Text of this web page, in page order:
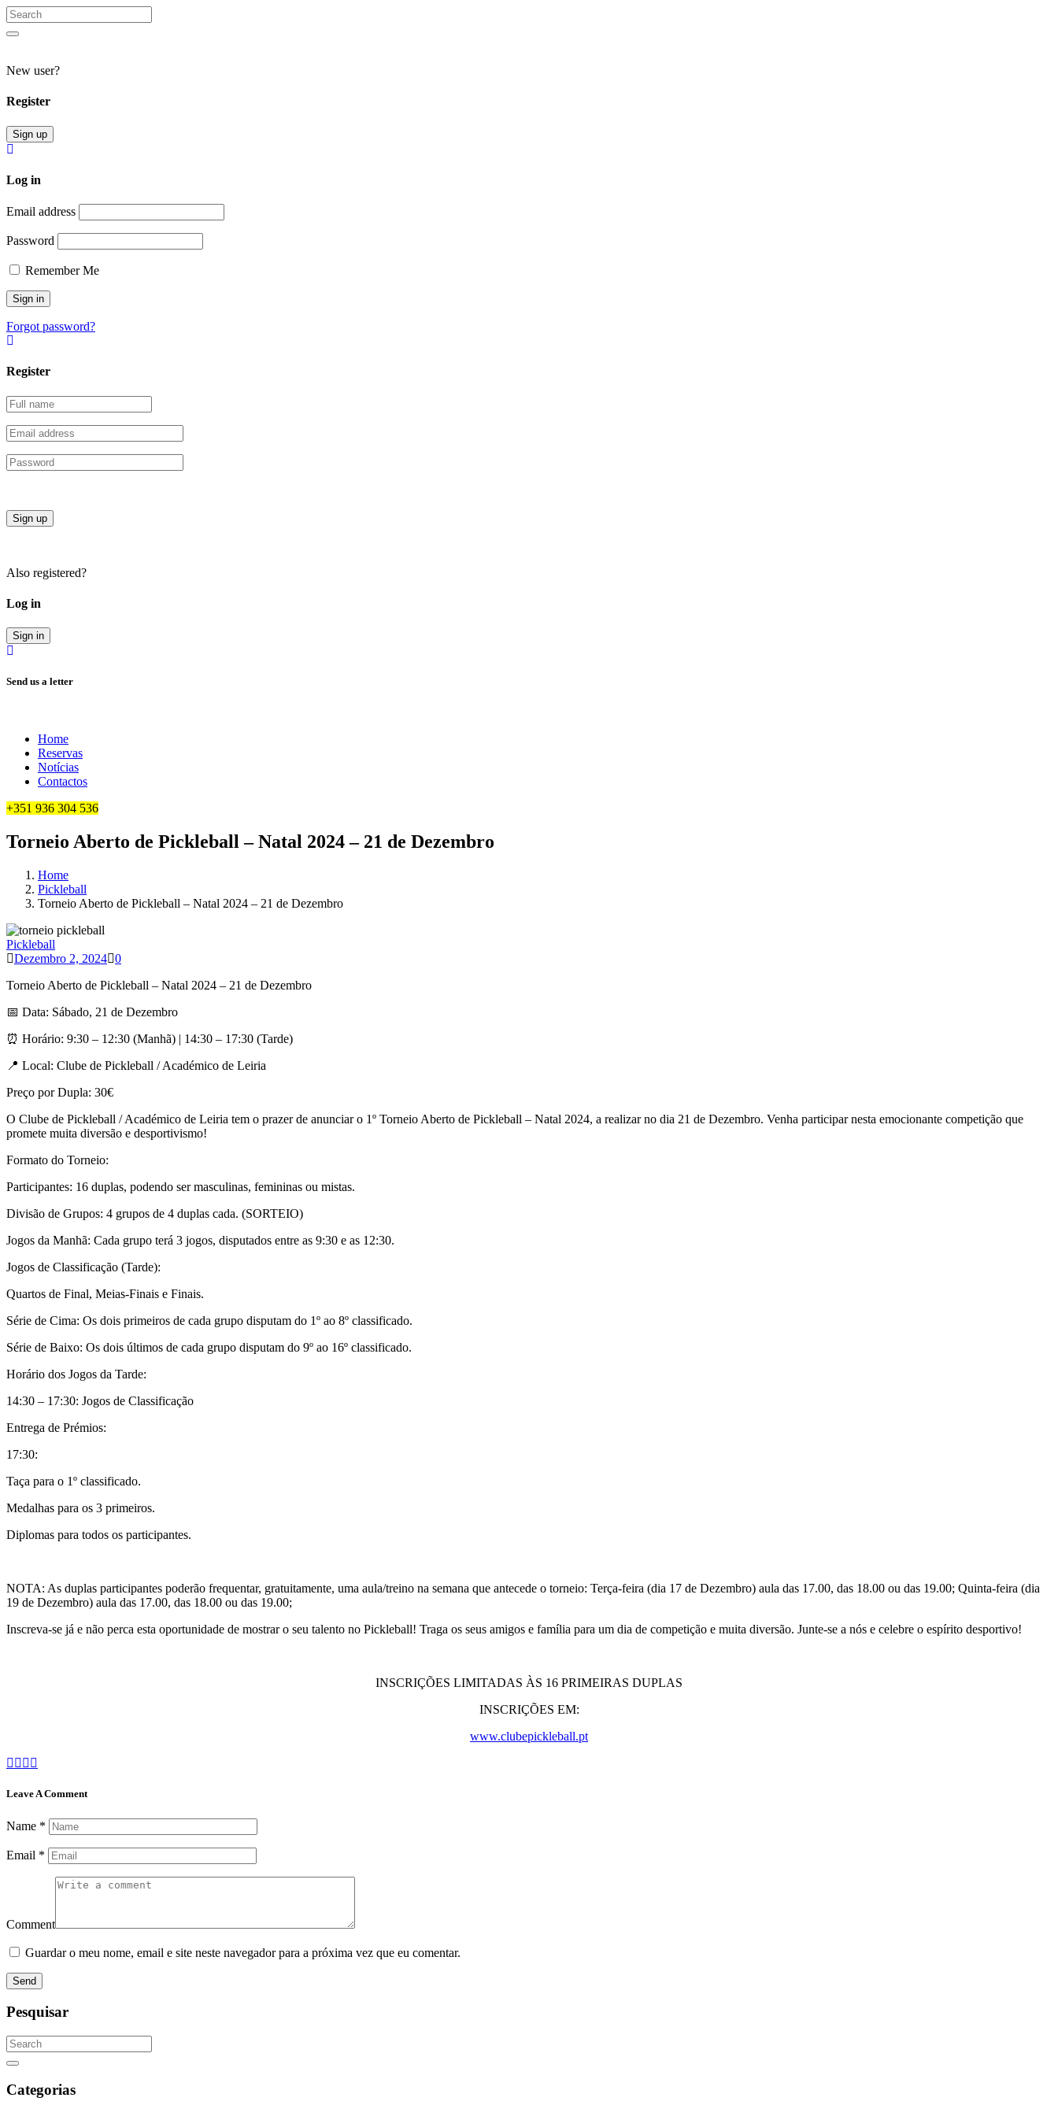
Search
for:
Search
New user?
Register
Sign up
Log in
Email address
Password
Remember Me
Forgot password?
Register
Sign up
Also registered?
Log in
Sign in
Send us a letter
Home
Reservas
Notícias
Contactos
+351 936 304 536
Torneio Aberto de Pickleball – Natal 2024 – 21 de Dezembro
Home
Pickleball
Torneio Aberto de Pickleball – Natal 2024 – 21 de Dezembro
Pickleball
Dezembro 2, 2024 0
0
Torneio Aberto de Pickleball – Natal 2024 – 21 de Dezembro
📅 Data: Sábado, 21 de Dezembro
⏰ Horário: 9:30 – 12:30 (Manhã) | 14:30 – 17:30 (Tarde)
📍 Local: Clube de Pickleball / Académico de Leiria
Preço por Dupla: 30€
O Clube de Pickleball / Académico de Leiria tem o prazer de anunciar o 1º Torneio Aberto de Pickleball – Natal 2024, a realizar no dia 21 de Dezembro. Venha participar nesta emocionante competição que
promete muita diversão e desportivismo!
Formato do Torneio:
Participantes: 16 duplas, podendo ser masculinas, femininas ou mistas.
Divisão de Grupos: 4 grupos de 4 duplas cada. (SORTEIO)
Jogos da Manhã: Cada grupo terá 3 jogos, disputados entre as 9:30 e as 12:30.
Jogos de Classificação (Tarde):
Quartos de Final, Meias-Finais e Finais.
Série de Cima: Os dois primeiros de cada grupo disputam do 1º ao 8º classificado.
Série de Baixo: Os dois últimos de cada grupo disputam do 9º ao 16º classificado.
Horário dos Jogos da Tarde:
14:30 – 17:30: Jogos de Classificação
Entrega de Prémios:
17:30:
Taça para o 1º classificado.
Medalhas para os 3 primeiros.
Diplomas para todos os participantes.
NOTA: As duplas participantes poderão frequentar, gratuitamente, uma aula/treino na semana que antecede o torneio: Terça-feira (dia 17 de Dezembro) aula das 17.00, das 18.00 ou das 19.00; Quinta-feira (dia
19 de Dezembro) aula das 17.00, das 18.00 ou das 19.00;
Inscreva-se já e não perca esta oportunidade de mostrar o seu talento no Pickleball! Traga os seus amigos e família para um dia de competição e muita diversão. Junte-se a nós e celebre o espírito desportivo!
INSCRIÇÕES LIMITADAS ÀS 16 PRIMEIRAS DUPLAS
INSCRIÇÕES EM:
www.clubepickleball.pt
Leave A Comment
Name *
Email *
Comment
Guardar o meu nome, email e site neste navegador para a próxima vez que eu comentar.
Send
Pesquisar
Search
for:
Search
Categorias